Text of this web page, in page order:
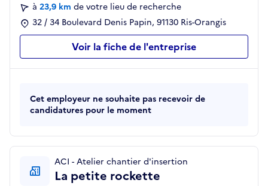
à 23,9 km de votre lieu de recherche
32 / 34 Boulevard Denis Papin, 91130 Ris-Orangis
Voir la fiche de l'entreprise
Cet employeur ne souhaite pas recevoir de
candidatures pour le moment
ACI - Atelier chantier d'insertion
La petite rockette